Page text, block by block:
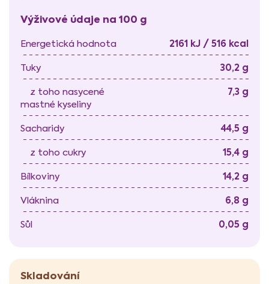
Výživové údaje na 100 g
Energetická hodnota 2161 kJ / 516 kcal
Tuky 30,2 g
z toho nasycené
mastné kyseliny
7,3 g
Sacharidy 44,5 g
z toho cukry 15,4 g
Bílkoviny 14,2 g
Vláknina 6,8 g
Sůl 0,05 g
Skladování